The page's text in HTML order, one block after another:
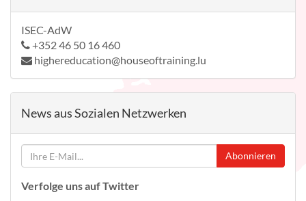
ISEC-AdW
+352 46 50 16 460
highereducation@houseoftraining.lu
News aus Sozialen Netzwerken
Abonnieren
Verfolge uns auf Twitter